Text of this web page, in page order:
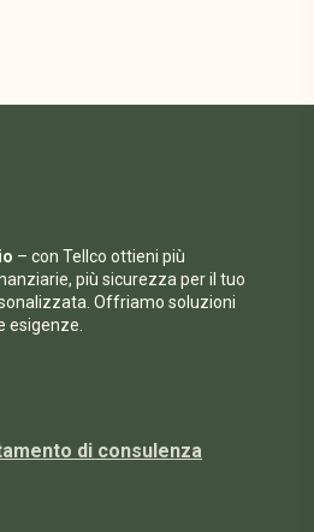
– con Tellco ottieni più
più sicurezza per il tuo
Offriamo soluzioni
esigenze.
di consulenza